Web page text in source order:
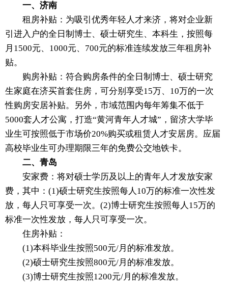
一、济南
租房补贴：为吸引优秀年轻人才来济，将对企业新
引进入户的全日制博士、硕士研究生、本科生，按照每
月1500元、1000元、700元的标准连续发放三年租房补
贴。
购房补贴：符合购房条件的全日制博士、硕士研究
生家庭在济买首套住房，可分别享受15万、10万的一次
性购房安居补贴。另外，市域范围内每年筹集不低于
5000套人才公寓，打造“黄河青年人才城”，留济大学毕
业生可按照低于市场价20%购买或租赁人才安居房。应届
高校毕业生可办理期限三年的免费公交地铁卡。
二、青岛
安家费：将对硕士学历及以上的青年人才发放安家
费，其中：(1)硕士研究生按照每人10万的标准一次性发
放，每人只可享受一次。(2)博士研究生按照每人15万的
标准一次性发放，每人只可享受一次。
住房补贴：
(1)本科毕业生按照500元/月的标准发放。
(2)硕士研究生按照800元/月的标准发放。
(3)博士研究生按照1200元/月的标准发放。